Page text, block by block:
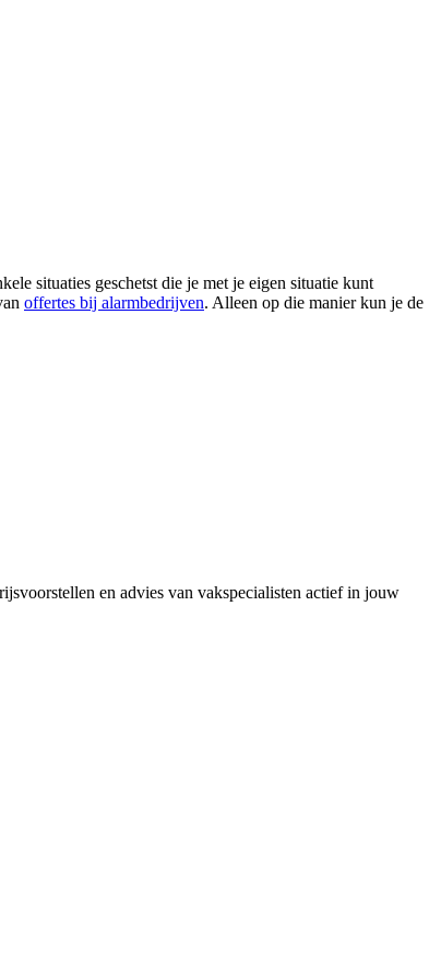
situaties geschetst die je met je eigen situatie kunt
offertes bij alarmbedrijven. Alleen op die manier kun je de
en advies van vakspecialisten actief in jouw